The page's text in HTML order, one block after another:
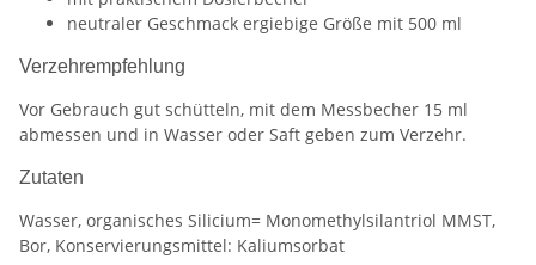
neutraler Geschmack ergiebige Größe mit 500 ml
Verzehrempfehlung
Vor Gebrauch gut schütteln, mit dem Messbecher 15 ml
abmessen und in Wasser oder Saft geben zum Verzehr.
Zutaten
Wasser, organisches Silicium= Monomethylsilantriol MMST,
Bor, Konservierungsmittel: Kaliumsorbat